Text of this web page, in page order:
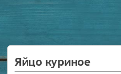
Яйцо куриное